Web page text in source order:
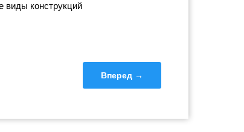
виды конструкций
Вперед →